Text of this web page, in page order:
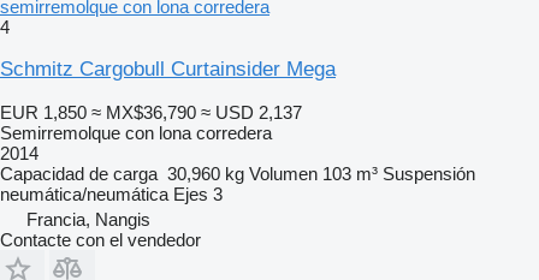
semirremolque con lona corredera
4
Schmitz Cargobull Curtainsider Mega
EUR 1,850 ≈ MX$36,790 ≈ USD 2,137
Semirremolque con lona corredera
2014
Capacidad de carga 30,960 kg Volumen 103 m³ Suspensión
neumática/neumática Ejes 3
Francia, Nangis
Contacte con el vendedor